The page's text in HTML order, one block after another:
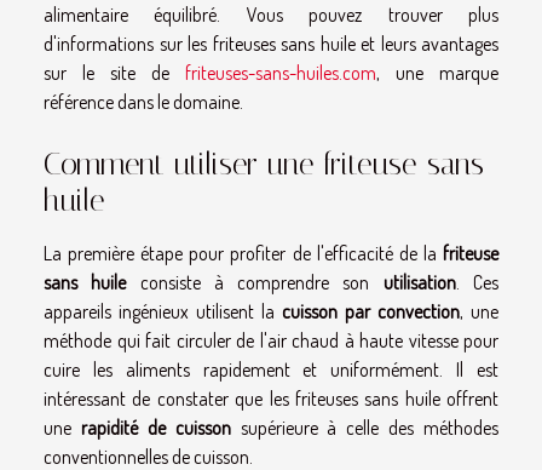
alimentaire équilibré. Vous pouvez trouver plus
d'informations sur les friteuses sans huile et leurs avantages
sur le site de friteuses-sans-huiles.com, une marque
référence dans le domaine.
Comment utiliser une friteuse sans
huile
La première étape pour profiter de l'efficacité de la friteuse
sans huileconsiste à comprendre son utilisation. Ces
appareils ingénieux utilisent la cuisson par convection, une
méthode qui fait circuler de l'air chaud à haute vitesse pour
cuire les aliments rapidement et uniformément. Il est
intéressant de constater que les friteuses sans huile offrent
une rapidité de cuissonsupérieure à celle des méthodes
conventionnelles de cuisson.